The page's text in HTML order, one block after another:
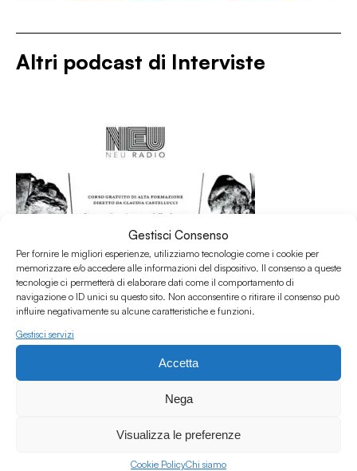
Gestisci Consenso
Per fornire le migliori esperienze, utilizziamo tecnologie come i cookie per
memorizzare e/o accedere alle informazioni del dispositivo. Il consenso a queste
tecnologie ci permetterà di elaborare dati come il comportamento di
navigazione o ID unici su questo sito. Non acconsentire o ritirare il consenso può
influire negativamente su alcune caratteristiche e funzioni.
Gestisci servizi
Accetta
Nega
Visualizza le preferenze
Cookie PolicyChi siamo
Altri podcast di Interviste
Intervista a Claudia Castellucci per il Corso
d'Alta Formazione Societas